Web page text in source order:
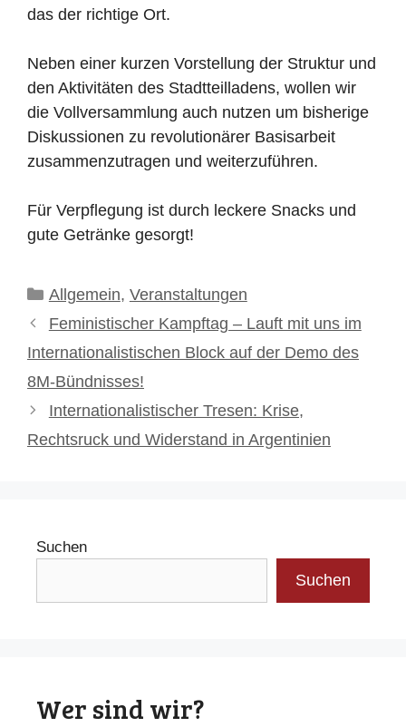
das der richtige Ort.
Neben einer kurzen Vorstellung der Struktur und
den Aktivitäten des Stadtteilladens, wollen wir
die Vollversammlung auch nutzen um bisherige
Diskussionen zu revolutionärer Basisarbeit
zusammenzutragen und weiterzuführen.
Für Verpflegung ist durch leckere Snacks und
gute Getränke gesorgt!
Kategorien
Allgemein, Veranstaltungen
Feministischer Kampftag – Lauft mit uns im
Internationalistischen Block auf der Demo des
8M-Bündnisses!
Internationalistischer Tresen: Krise,
Rechtsruck und Widerstand in Argentinien
Suchen
Suchen
Wer sind wir?